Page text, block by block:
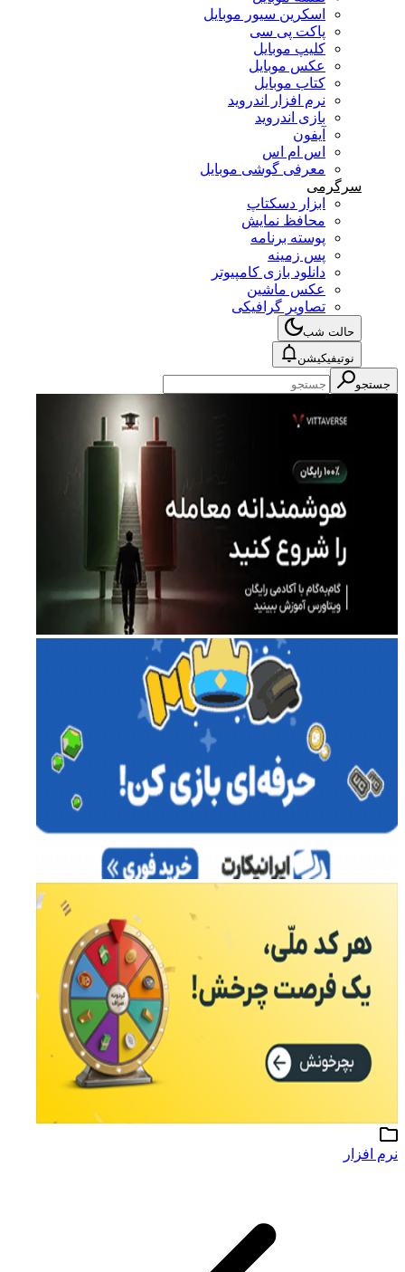
اسکرین سیور موبایل
پاکت پی سی
کلیپ موبایل
عکس موبایل
کتاب موبایل
نرم افزار اندروید
بازی اندروید
آیفون
اس ام اس
معرفی گوشی موبایل
سرگرمی
ابزار دسکتاپ
محافظ نمایش
پوسته برنامه
پس زمینه
دانلود بازی کامپیوتر
عکس ماشین
تصاویر گرافیکی
حالت شب
نوتیفیکیشن
جستجو
نرم افزار